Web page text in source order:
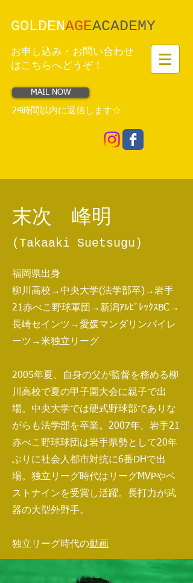
GOLDENAGE​ACADEMY
お申し込み・お問い合わせ
はこちらへどうぞ！
MAIL NOW
24時間以内に返信します☆
末次 峰明
(Takaaki Suetsugu)
福岡県出身
柳川高校→中央大学(法学部卒)→岩手
21赤べこ野球軍団→新潟ｱﾙﾋﾞﾚｯｸｽBC→
長崎セインツ→愛媛マンダリンパイレ
ーツ→米独立リーグ
2005年夏、自身の父が監督を務める柳
川高校で夏の甲子園大会に親子で出
場。中央大学では硬式野球部でありな
がらも法学部を卒業。2007年、岩手21
赤べこ野球球団は岩手県勢として20年
ぶりに社会人都市対抗に6番DHで出
場。独立リーグ時代はリーグMVPやベ
ストナインを受賞し活躍。長打力が武
器の大型外野手。
​独立リーグ時代の動画